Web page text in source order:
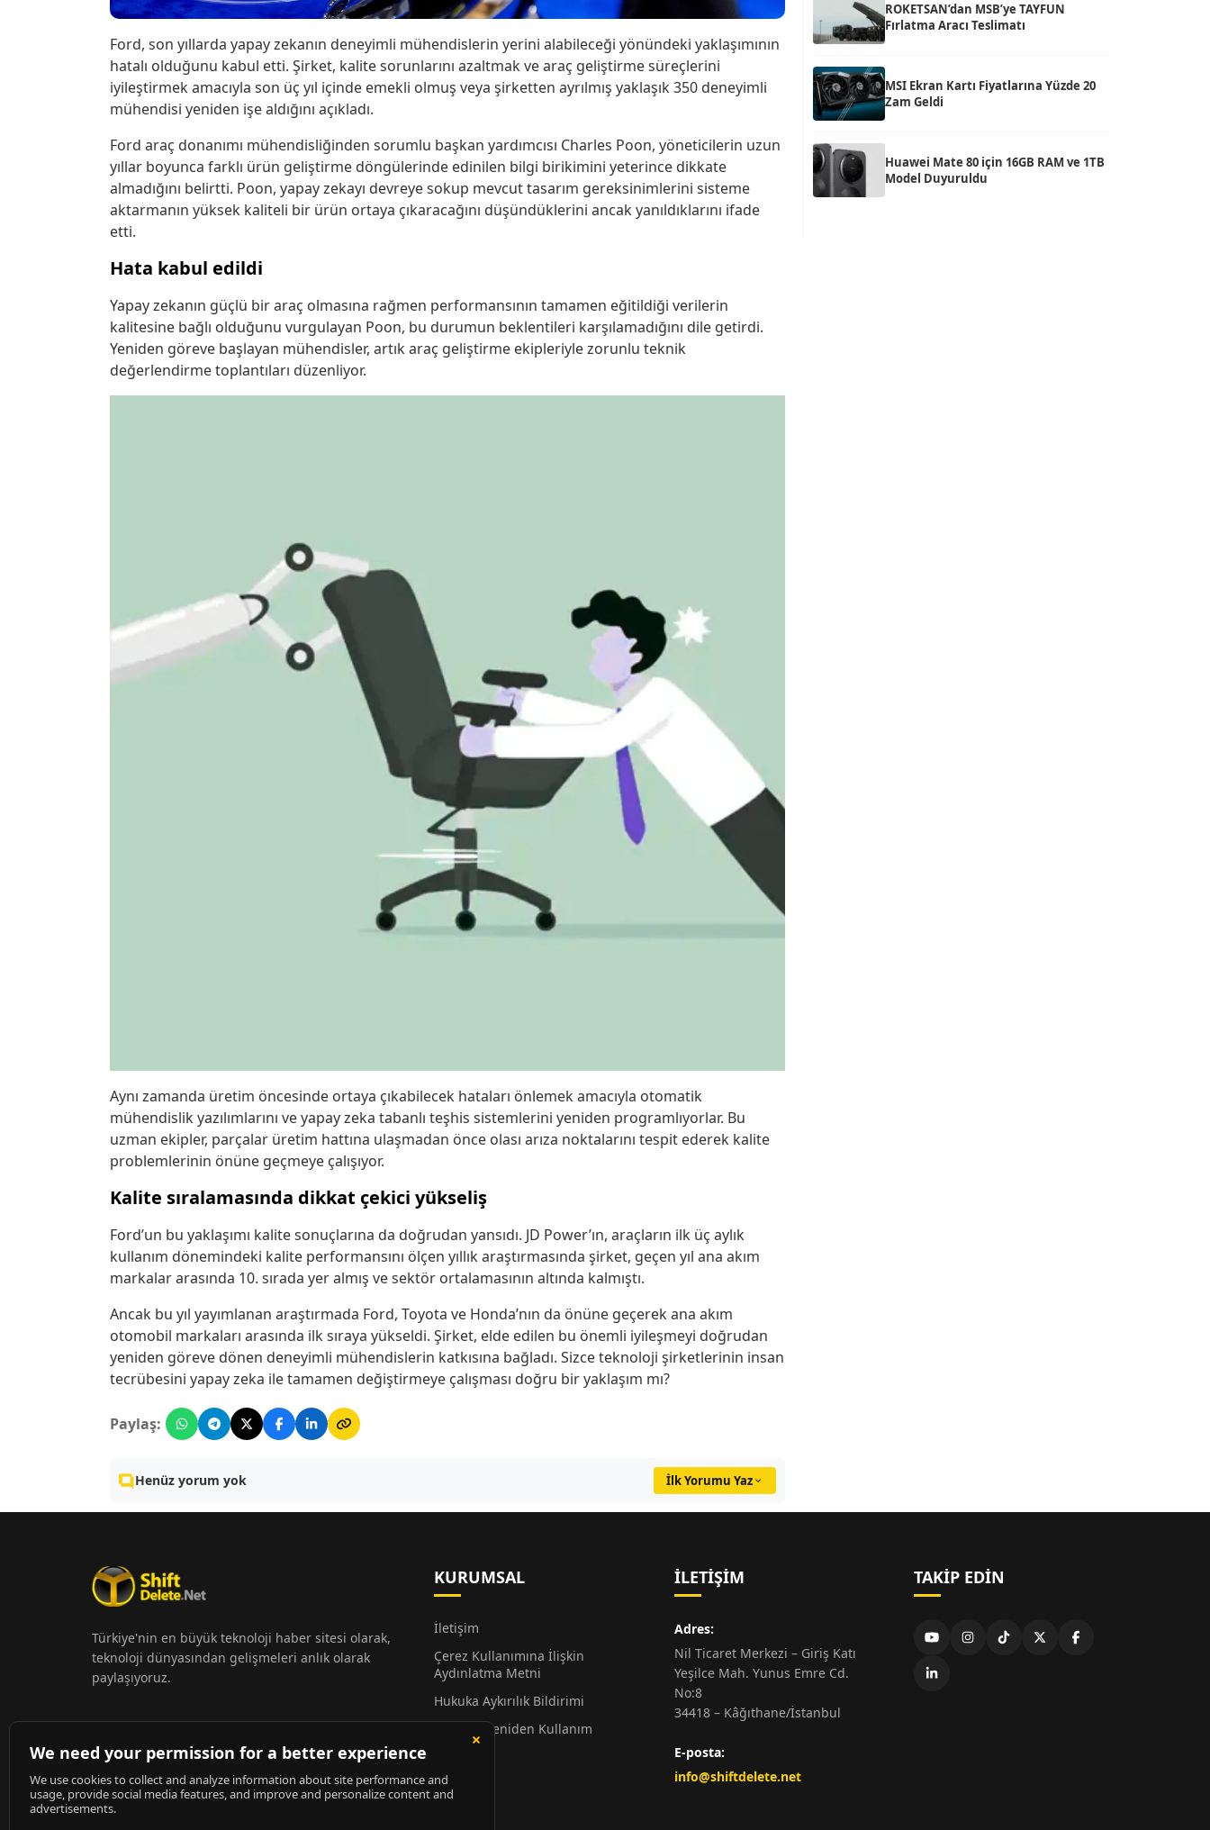
Ford, son yıllarda yapay zekanın deneyimli mühendislerin yerini alabileceği yönündeki yaklaşımının
hatalı olduğunu kabul etti. Şirket, kalite sorunlarını azaltmak ve araç geliştirme süreçlerini
iyileştirmek amacıyla son üç yıl içinde emekli olmuş veya şirketten ayrılmış yaklaşık 350 deneyimli
mühendisi yeniden işe aldığını açıkladı.
Ford araç donanımı mühendisliğinden sorumlu başkan yardımcısı Charles Poon, yöneticilerin uzun
yıllar boyunca farklı ürün geliştirme döngülerinde edinilen bilgi birikimini yeterince dikkate
almadığını belirtti. Poon, yapay zekayı devreye sokup mevcut tasarım gereksinimlerini sisteme
aktarmanın yüksek kaliteli bir ürün ortaya çıkaracağını düşündüklerini ancak yanıldıklarını ifade
etti.
Hata kabul edildi
Yapay zekanın güçlü bir araç olmasına rağmen performansının tamamen eğitildiği verilerin
kalitesine bağlı olduğunu vurgulayan Poon, bu durumun beklentileri karşılamadığını dile getirdi.
Yeniden göreve başlayan mühendisler, artık araç geliştirme ekipleriyle zorunlu teknik
değerlendirme toplantıları düzenliyor.
Aynı zamanda üretim öncesinde ortaya çıkabilecek hataları önlemek amacıyla otomatik
mühendislik yazılımlarını ve yapay zeka tabanlı teşhis sistemlerini yeniden programlıyorlar. Bu
uzman ekipler, parçalar üretim hattına ulaşmadan önce olası arıza noktalarını tespit ederek kalite
problemlerinin önüne geçmeye çalışıyor.
Kalite sıralamasında dikkat çekici yükseliş
Ford’un bu yaklaşımı kalite sonuçlarına da doğrudan yansıdı. JD Power’ın, araçların ilk üç aylık
kullanım dönemindeki kalite performansını ölçen yıllık araştırmasında şirket, geçen yıl ana akım
markalar arasında 10. sırada yer almış ve sektör ortalamasının altında kalmıştı.
Ancak bu yıl yayımlanan araştırmada Ford, Toyota ve Honda’nın da önüne geçerek ana akım
otomobil markaları arasında ilk sıraya yükseldi. Şirket, elde edilen bu önemli iyileşmeyi doğrudan
yeniden göreve dönen deneyimli mühendislerin katkısına bağladı. Sizce teknoloji şirketlerinin insan
tecrübesini yapay zeka ile tamamen değiştirmeye çalışması doğru bir yaklaşım mı?
Paylaş:
Henüz yorum yok İlk Yorumu Yaz
ROKETSAN’dan MSB’ye TAYFUN
Fırlatma Aracı Teslimatı
MSI Ekran Kartı Fiyatlarına Yüzde 20
Zam Geldi
Huawei Mate 80 için 16GB RAM ve 1TB
Model Duyuruldu
Türkiye'nin en büyük teknoloji haber sitesi olarak,
teknoloji dünyasından gelişmeleri anlık olarak
paylaşıyoruz.
KURUMSAL
İletişim
Çerez Kullanımına İlişkin
Aydınlatma Metni
Hukuka Aykırılık Bildirimi
Alıntı ve Yeniden Kullanım
Hakkında
Künye
İLETIŞIM
Adres:
Nil Ticaret Merkezi – Giriş Katı
Yeşilce Mah. Yunus Emre Cd.
No:8
34418 – Kâğıthane/İstanbul
E-posta:
info@shiftdelete.net
TAKIP EDIN